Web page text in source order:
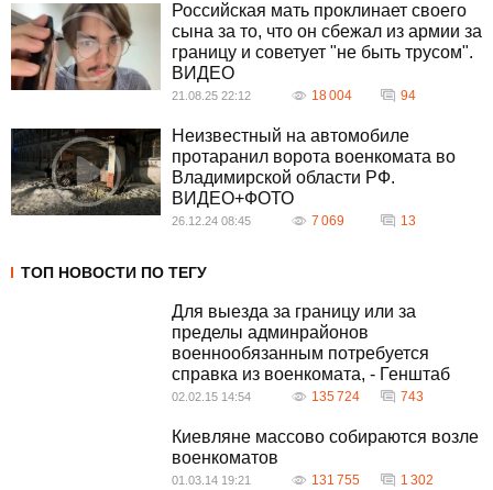
Российская мать проклинает своего
сына за то, что он сбежал из армии за
границу и советует "не быть трусом".
ВИДЕО
21.08.25 22:12 18 004 94
Неизвестный на автомобиле
протаранил ворота военкомата во
Владимирской области РФ.
ВИДЕО+ФОТО
26.12.24 08:45 7 069 13
ТОП НОВОСТИ ПО ТЕГУ
Для выезда за границу или за
пределы админрайонов
военнообязанным потребуется
справка из военкомата, - Генштаб
02.02.15 14:54 135 724 743
Киевляне массово собираются возле
военкоматов
01.03.14 19:21 131 755 1 302